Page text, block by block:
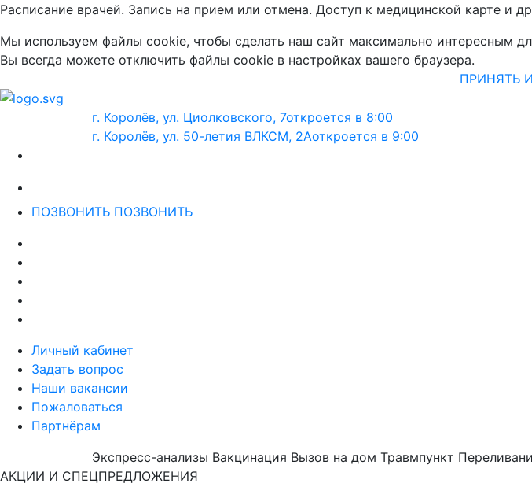
Расписание врачей. Запись на прием или отмена. Доступ к медицинской карте и
Мы используем файлы cookie, чтобы сделать наш сайт максимально интересным
Вы всегда можете отключить файлы cookie в настройках вашего браузера.
ПРИНЯТЬ
г. Королёв, ул. Циолковского, 7откроется в 8:00
г. Королёв, ул. 50-летия ВЛКСМ, 2Аоткроется в 9:00
ПОЗВОНИТЬ ПОЗВОНИТЬ
Личный кабинет
Задать вопрос
Наши вакансии
Пожаловаться
Партнёрам
Экспресс-анализы Вакцинация Вызов на дом Травмпункт
АКЦИИ И СПЕЦПРЕДЛОЖЕНИЯ